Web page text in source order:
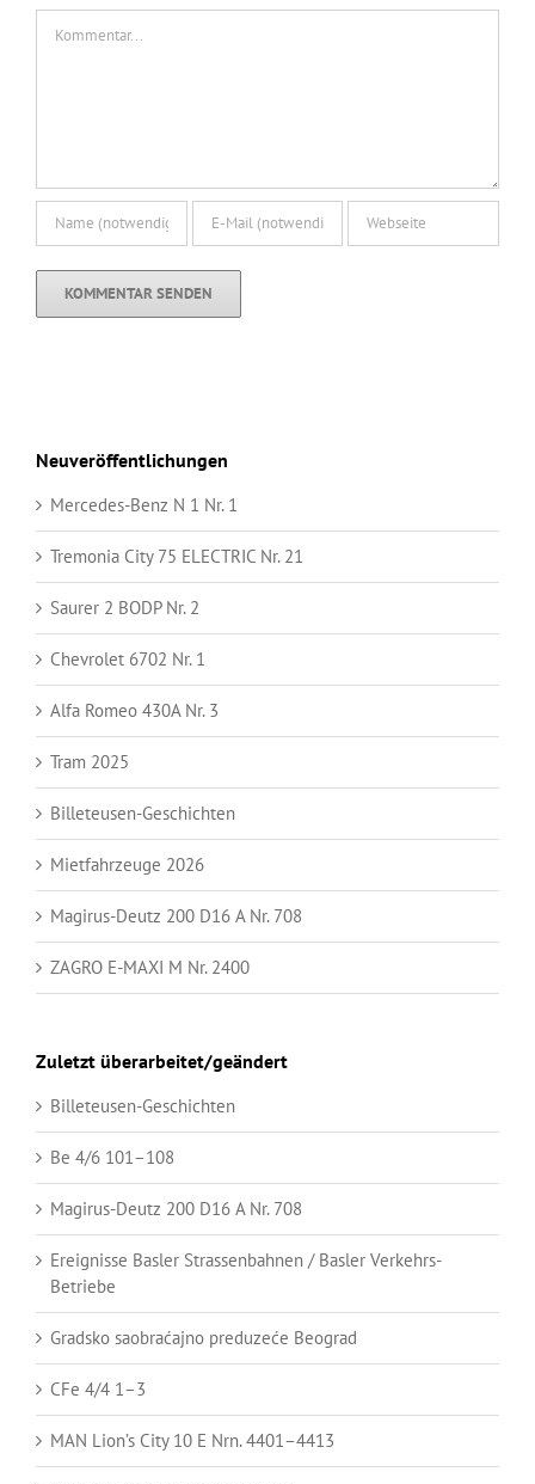
Neuveröffentlichungen
Mercedes-Benz N 1 Nr. 1
Tremonia City 75 ELECTRIC Nr. 21
Saurer 2 BODP Nr. 2
Chevrolet 6702 Nr. 1
Alfa Romeo 430A Nr. 3
Tram 2025
Billeteusen-Geschichten
Mietfahrzeuge 2026
Magirus-Deutz 200 D16 A Nr. 708
ZAGRO E-MAXI M Nr. 2400
Zuletzt überarbeitet/geändert
Billeteusen-Geschichten
Be 4/6 101–108
Magirus-Deutz 200 D16 A Nr. 708
Ereignisse Basler Strassenbahnen / Basler Verkehrs-
Betriebe
Gradsko saobraćajno preduzeće Beograd
CFe 4/4 1–3
MAN Lion’s City 10 E Nrn. 4401–4413